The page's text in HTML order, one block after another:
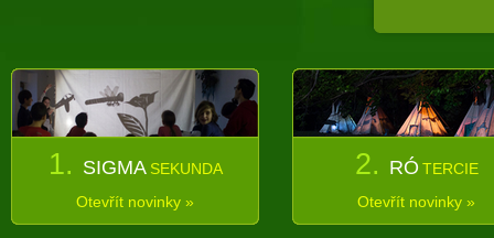
1. SIGMA SEKUNDA
Otevřít novinky »
2. RÓ TERCIE
Otevřít novinky »